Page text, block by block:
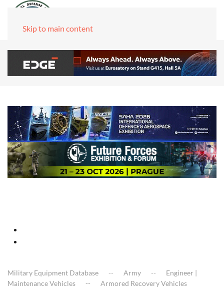
Skip to main content
Military Equipment Database Army
Engineer |
Maintenance Vehicles
Armored Recovery Vehicles